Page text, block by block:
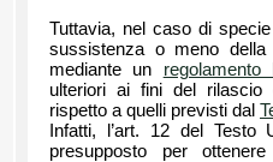
Tuttavia, nel caso di
sussistenza o meno
mediante un regolamento
ulteriori ai fini del rilascio
rispetto a quelli previsti dal
Infatti, l’art. 12 del Testo
presupposto per